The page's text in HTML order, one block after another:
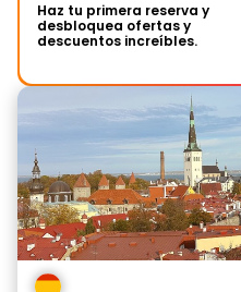
Haz tu primera reserva y
desbloquea ofertas y
descuentos increíbles.